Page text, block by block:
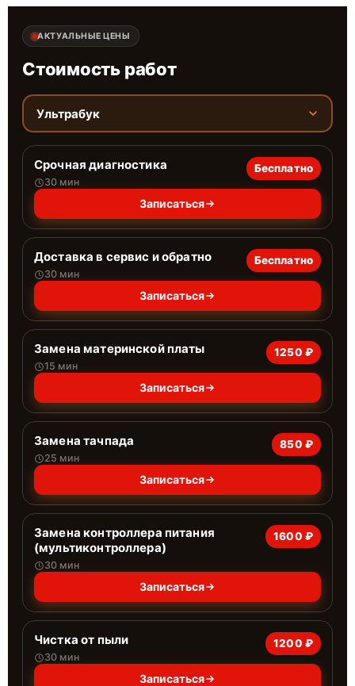
АКТУАЛЬНЫЕ ЦЕНЫ
Стоимость работ
Ультрабук
Срочная диагностика
30 мин
Бесплатно
Записаться
Доставка в сервис и обратно
30 мин
Бесплатно
Записаться
Замена материнской платы
15 мин
1250 ₽
Записаться
Замена тачпада
25 мин
850 ₽
Записаться
Замена контроллера питания
(мультиконтроллера)
30 мин
1600 ₽
Записаться
Чистка от пыли
30 мин
1200 ₽
Записаться